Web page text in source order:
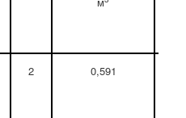
2 0,591